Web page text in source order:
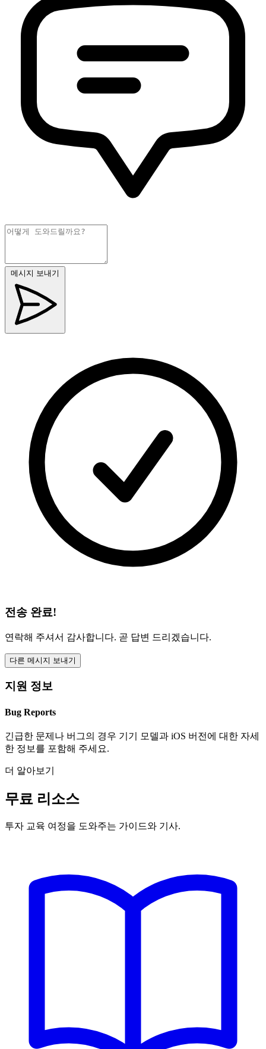
메시지 보내기
전송 완료!
연락해 주셔서 감사합니다. 곧 답변 드리겠습니다.
다른 메시지 보내기
지원 정보
Bug Reports
긴급한 문제나 버그의 경우 기기 모델과 iOS 버전에 대한 자세
한 정보를 포함해 주세요.
더 알아보기
무료 리소스
투자 교육 여정을 도와주는 가이드와 기사.